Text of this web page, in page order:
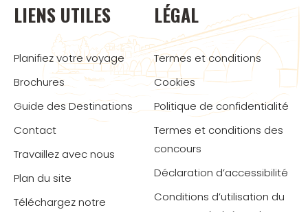
LIENS UTILES
Planifiez votre voyage
Brochures
Guide des Destinations
Contact
Travaillez avec nous
Plan du site
Téléchargez notre
LÉGAL
Termes et conditions
Cookies
Politique de confidentialité
Termes et conditions des
concours
Déclaration d’accessibilité
Conditions d’utilisation du